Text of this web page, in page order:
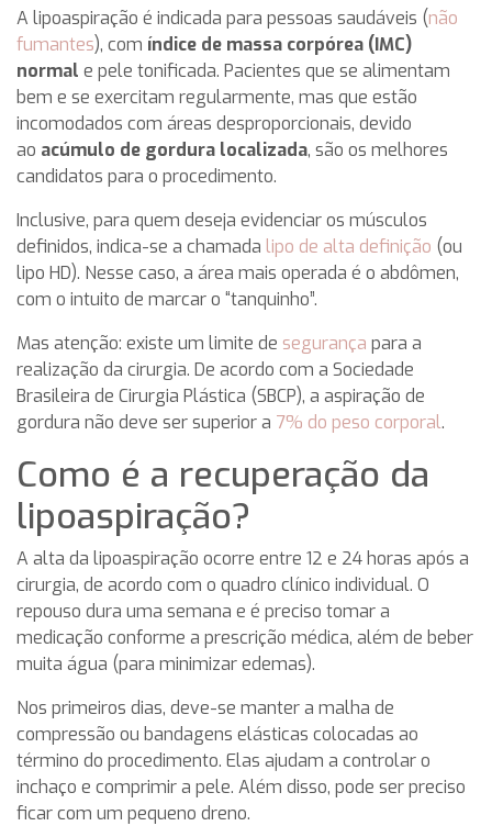
A lipoaspiração é indicada para pessoas saudáveis (não
fumantes), com índice de massa corpórea (IMC)
normal e pele tonificada. Pacientes que se alimentam
bem e se exercitam regularmente, mas que estão
incomodados com áreas desproporcionais, devido
ao acúmulo de gordura localizada, são os melhores
candidatos para o procedimento.
Inclusive, para quem deseja evidenciar os músculos
definidos, indica-se a chamada lipo de alta definição (ou
lipo HD). Nesse caso, a área mais operada é o abdômen,
com o intuito de marcar o “tanquinho”.
Mas atenção: existe um limite de segurança para a
realização da cirurgia. De acordo com a Sociedade
Brasileira de Cirurgia Plástica (SBCP), a aspiração de
gordura não deve ser superior a 7% do peso corporal.
Como é a recuperação da
lipoaspiração?
A alta da lipoaspiração ocorre entre 12 e 24 horas após a
cirurgia, de acordo com o quadro clínico individual. O
repouso dura uma semana e é preciso tomar a
medicação conforme a prescrição médica, além de beber
muita água (para minimizar edemas).
Nos primeiros dias, deve-se manter a malha de
compressão ou bandagens elásticas colocadas ao
término do procedimento. Elas ajudam a controlar o
inchaço e comprimir a pele. Além disso, pode ser preciso
ficar com um pequeno dreno.